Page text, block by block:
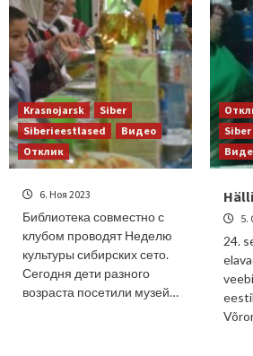
Krasnojarsk
Siber
Siberieestlased
Видео
Отклик
6. Ноя 2023
Библиотека совместно с
клубом проводят Неделю
культуры сибирских сето.
Сегодня дети разного
возраста посетили музей…
Siber
5.
24.